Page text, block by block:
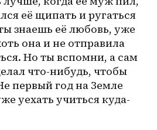
её щипать и ругаться
знаешь её любовь, уже
она и не отправила
Но ты вспомни, а сам
что-нибудь, чтобы
первый год на Земле
уехать учиться куда-